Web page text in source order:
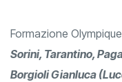
Formazione
Sorini, Tarantino,
Borgioli Gianluca